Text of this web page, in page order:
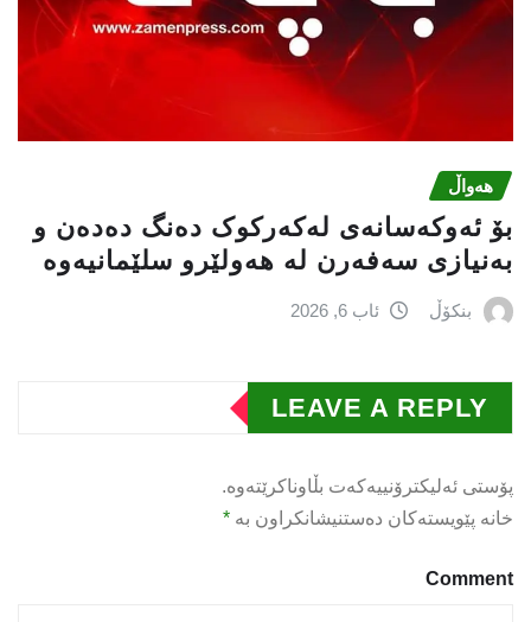
هەواڵ
بۆ ئەوکەسانەی لەکەرکوک دەنگ دەدەن و
بەنیازی سەفەرن لە هەولێرو سلێمانیەوە
بنکۆڵ ئاب 6, 2026
LEAVE A REPLY
پۆستی ئەلیکترۆنییەکەت بڵاوناکرێتەوە.
خانە پێویستەکان دەستنیشانکراون بە *
Comment